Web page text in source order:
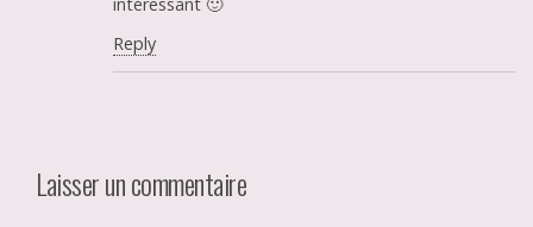
Reply
Laisser un commentaire